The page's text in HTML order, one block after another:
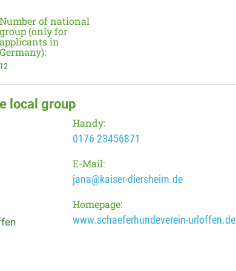
Number of national
group (only for
applicants in
Germany):
12
local group
Handy:
0176 23456871
E-Mail:
jana@kaiser-diersheim.de
Homepage:
www.schaeferhundeverein-urloffen.de